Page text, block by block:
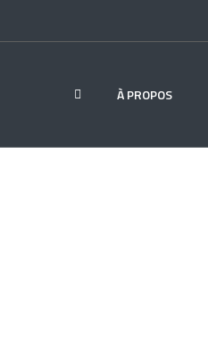
À PROPOS